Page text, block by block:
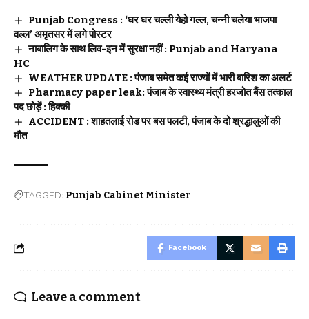
Punjab Congress : ‘घर घर चल्ली येहो गल्ल, चन्नी चलेया भाजपा
वल्ल’ अमृतसर में लगे पोस्टर
नाबालिग के साथ लिव-इन में सुरक्षा नहीं : Punjab and Haryana
HC
WEATHER UPDATE : पंजाब समेत कई राज्यों में भारी बारिश का अलर्ट
Pharmacy paper leak: पंजाब के स्वास्थ्य मंत्री हरजोत बैंस तत्काल
पद छोड़ें : हिक्की
ACCIDENT : शाहतलाई रोड पर बस पलटी, पंजाब के दो श्रद्धालुओं की
मौत
TAGGED: Punjab Cabinet Minister
Facebook
Leave a comment